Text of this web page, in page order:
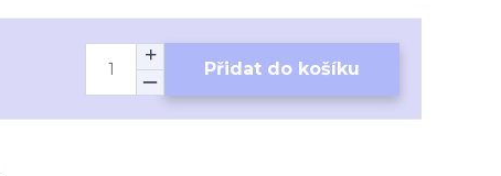
Přidat do košíku